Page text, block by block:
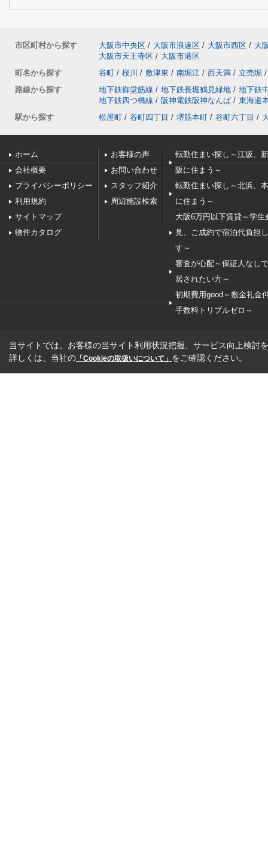
市区町村から探す 大阪市中央区 / 大阪市浪速区 / 大阪市西区 / 大
大阪市天王寺区 / 大阪市港区
町名から探す
谷町 / 桜川 / 敷津東 / 南堀江 / 西天満 / 立売堀 /
路線から探す
地下鉄御堂筋線 / 地下鉄長堀鶴見緑地 / 地下鉄
地下鉄四つ橋線 / 阪神電鉄阪神なんば / 東海道
駅から探す
松屋町 / 谷町四丁目 / 堺筋本町 / 谷町六丁目 /
ホーム
会社概要
プライバシーポリシー
利用規約
サイトマップ
物件カタログ
お客様の声
お問い合わせ
スタッフ紹介
周辺施設検索
転勤住まい探し～江坂、
阪に住まう～
転勤住まい探し～北浜、
に住まう～
大阪6万円以下賃貸～学生
見、ご成約で宿泊代負担
す～
審査が心配～保証人なし
居されたい方～
初期費用good～敷金礼金
手数料トリプルゼロ～
当サイトでは、お客様の当サイト利用状況把握、サービス向上検討
詳しくは、当社の 「Cookieの取扱いについて」 をご確認ください。